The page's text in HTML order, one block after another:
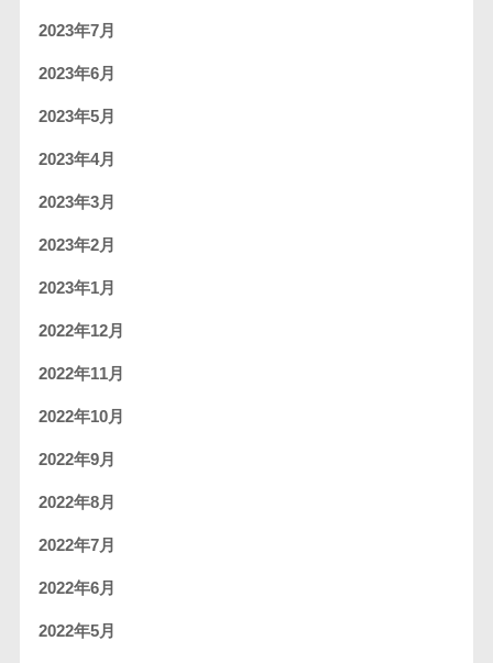
2023年7月
2023年6月
2023年5月
2023年4月
2023年3月
2023年2月
2023年1月
2022年12月
2022年11月
2022年10月
2022年9月
2022年8月
2022年7月
2022年6月
2022年5月